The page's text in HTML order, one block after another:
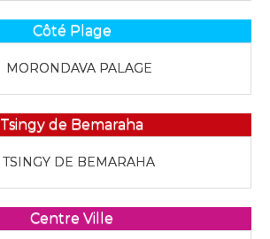
Côté Plage
Tsingy de Bemaraha
Centre Ville